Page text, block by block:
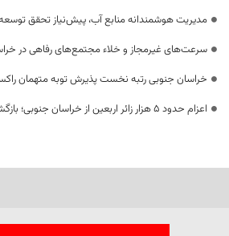
مدیریت هوشمندانه منابع آب، پیش‌نیاز تحقق توسعه
سرعت‌های غیرمجاز و خلاء مجتمع‌های رفاهی در
خراسان جنوبی رتبه نخست پذیرش توبه متهمان
اعزام حدود 5 هزار زائر اربعین از خراسان جنوبی؛ بازگشت‌ها آغاز شد